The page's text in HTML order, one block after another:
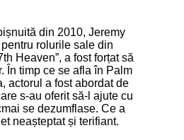
din 2010, Jeremy
rolurile sale din
Heaven”, a fost forțat să
În timp ce se afla în Palm
actorul a fost abordat de
s-au oferit să-l ajute cu
se dezumflase. Ce a
neașteptat și terifiant.